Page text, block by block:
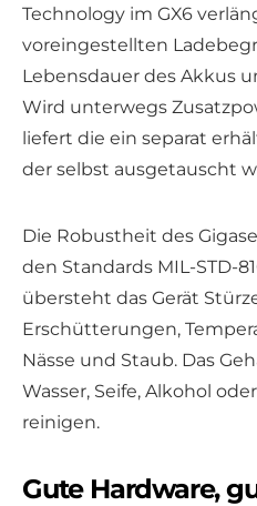
Technology im GX6
voreingestellten
Lebensdauer des Akkus
Wird unterwegs
liefert die ein separat
der selbst ausgetauscht
Die Robustheit des
den Standards MIL-STD-
übersteht das Gerät
Erschütterungen,
Nässe und Staub. Das
Wasser, Seife, Alkohol
reinigen.
Gute Hardware,